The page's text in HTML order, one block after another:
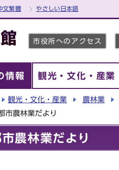
文繁體 やさしい日本語
市役所へのアクセス
情報 観光・文化・産業
観光・文化・産業 農林業
農林業だより
農林業だより